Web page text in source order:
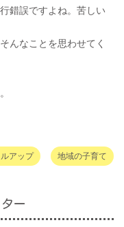
錯誤ですよね。苦しい
んなことを思わせてく
アップ 地域の子育て
ー